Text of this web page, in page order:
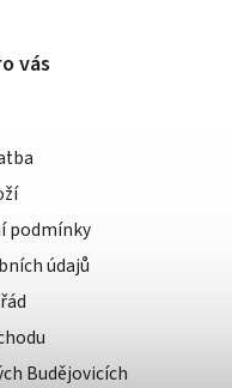
vás
podmínky
údajů
Budějovicích